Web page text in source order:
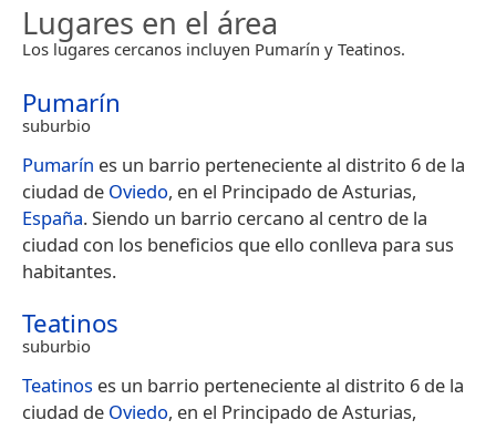
Lugares en el área
Los lugares cercanos incluyen Pumarín y Teatinos.
Pumarín
suburbio
Pumarín es un barrio perteneciente al distrito 6 de la
ciudad de Oviedo, en el Principado de Asturias,
España.​ Siendo un barrio cercano al centro de la
ciudad con los beneficios que ello conlleva para sus
habitantes.
Teatinos
suburbio
Teatinos es un barrio perteneciente al distrito 6 de la
ciudad de Oviedo, en el Principado de Asturias,